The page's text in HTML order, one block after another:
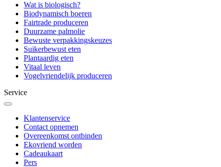
Wat is biologisch?
Biodynamisch boeren
Fairtrade produceren
Duurzame palmolie
Bewuste verpakkingskeuzes
Suikerbewust eten
Plantaardig eten
Vitaal leven
Vogelvriendelijk produceren
Service
Klantenservice
Contact opnemen
Overeenkomst ontbinden
Ekovriend worden
Cadeaukaart
Pers